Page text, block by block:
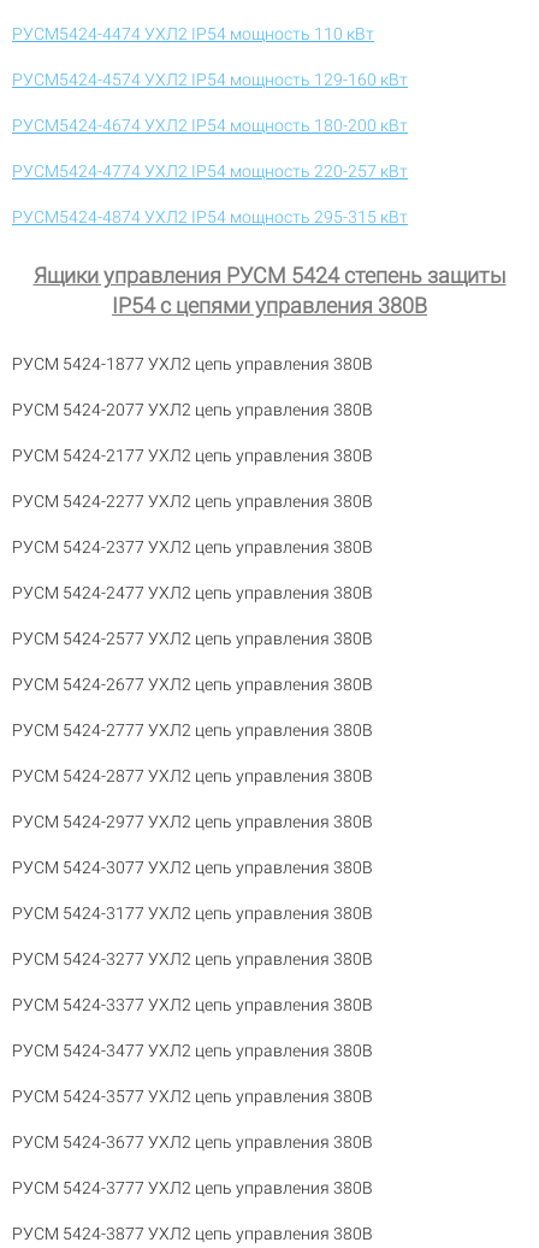
РУСМ5424-4474 УХЛ2 IP54 мощность 110 кВт
РУСМ5424-4574 УХЛ2 IP54 мощность 129-160 кВт
РУСМ5424-4674 УХЛ2 IP54 мощность 180-200 кВт
РУСМ5424-4774 УХЛ2 IP54 мощность 220-257 кВт
РУСМ5424-4874 УХЛ2 IP54 мощность 295-315 кВт
Ящики управления РУСМ 5424 степень защиты
IP54 с цепями управления 380В
РУСМ 5424-1877 УХЛ2 цепь управления 380В
РУСМ 5424-2077 УХЛ2 цепь управления 380В
РУСМ 5424-2177 УХЛ2 цепь управления 380В
РУСМ 5424-2277 УХЛ2 цепь управления 380В
РУСМ 5424-2377 УХЛ2 цепь управления 380В
РУСМ 5424-2477 УХЛ2 цепь управления 380В
РУСМ 5424-2577 УХЛ2 цепь управления 380В
РУСМ 5424-2677 УХЛ2 цепь управления 380В
РУСМ 5424-2777 УХЛ2 цепь управления 380В
РУСМ 5424-2877 УХЛ2 цепь управления 380В
РУСМ 5424-2977 УХЛ2 цепь управления 380В
РУСМ 5424-3077 УХЛ2 цепь управления 380В
РУСМ 5424-3177 УХЛ2 цепь управления 380В
РУСМ 5424-3277 УХЛ2 цепь управления 380В
РУСМ 5424-3377 УХЛ2 цепь управления 380В
РУСМ 5424-3477 УХЛ2 цепь управления 380В
РУСМ 5424-3577 УХЛ2 цепь управления 380В
РУСМ 5424-3677 УХЛ2 цепь управления 380В
РУСМ 5424-3777 УХЛ2 цепь управления 380В
РУСМ 5424-3877 УХЛ2 цепь управления 380В